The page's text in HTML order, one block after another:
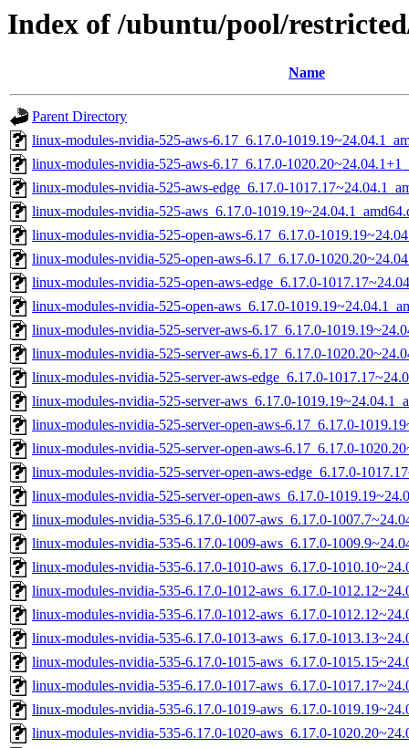
Index of /ubuntu/pool/
Name
Parent Directory
linux-modules-nvidia-525-aws-6.17_6.17.0-
linux-modules-nvidia-525-aws-6.17_6.17.0-
linux-modules-nvidia-525-aws-edge_6.17.0-
linux-modules-nvidia-525-aws_6.17.0-
linux-modules-nvidia-525-open-aws-6.17_6.17.0-
linux-modules-nvidia-525-open-aws-6.17_6.17.0-
linux-modules-nvidia-525-open-aws-edge_6.17.0-
linux-modules-nvidia-525-open-aws_6.17.0-
linux-modules-nvidia-525-server-aws-6.17_6.17.0-
linux-modules-nvidia-525-server-aws-6.17_6.17.0-
linux-modules-nvidia-525-server-aws-edge_6.17.0-
linux-modules-nvidia-525-server-aws_6.17.0-
linux-modules-nvidia-525-server-open-aws-6.17_6.17.0-
linux-modules-nvidia-525-server-open-aws-6.17_6.17.0-
linux-modules-nvidia-525-server-open-aws-edge_6.17.0-
linux-modules-nvidia-525-server-open-aws_6.17.0-
linux-modules-nvidia-535-6.17.0-1007-aws_6.17.0-
linux-modules-nvidia-535-6.17.0-1009-aws_6.17.0-
linux-modules-nvidia-535-6.17.0-1010-aws_6.17.0-
linux-modules-nvidia-535-6.17.0-1012-aws_6.17.0-
linux-modules-nvidia-535-6.17.0-1012-aws_6.17.0-
linux-modules-nvidia-535-6.17.0-1013-aws_6.17.0-
linux-modules-nvidia-535-6.17.0-1015-aws_6.17.0-
linux-modules-nvidia-535-6.17.0-1017-aws_6.17.0-
linux-modules-nvidia-535-6.17.0-1019-aws_6.17.0-
linux-modules-nvidia-535-6.17.0-1020-aws_6.17.0-